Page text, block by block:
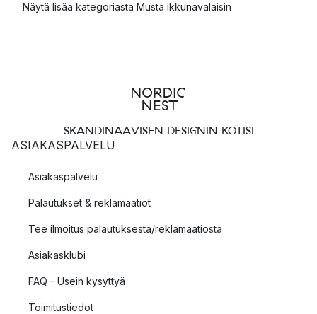
Näytä lisää kategoriasta Musta ikkunavalaisin
SKANDINAAVISEN DESIGNIN KOTISI
ASIAKASPALVELU
Asiakaspalvelu
Palautukset & reklamaatiot
Tee ilmoitus palautuksesta/reklamaatiosta
Asiakasklubi
FAQ - Usein kysyttyä
Toimitustiedot